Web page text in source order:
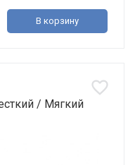
В корзину
/ Мягкий